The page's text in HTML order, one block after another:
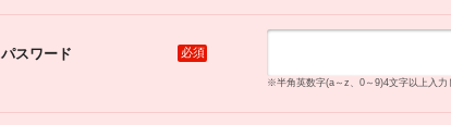
パスワード 必須
※半角英数字(a～z、0～9)4文字以上入力